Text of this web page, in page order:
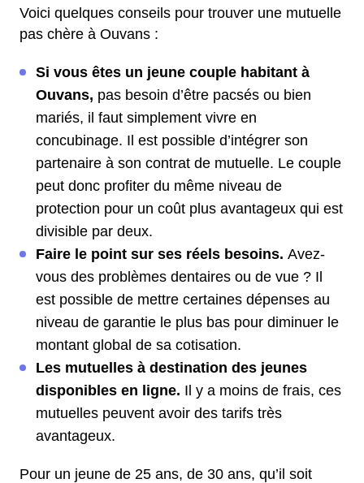
Voici quelques conseils pour trouver une mutuelle
pas chère à Ouvans :
Si vous êtes un jeune couple habitant à
Ouvans, pas besoin d’être pacsés ou bien
mariés, il faut simplement vivre en
concubinage. Il est possible d’intégrer son
partenaire à son contrat de mutuelle. Le couple
peut donc profiter du même niveau de
protection pour un coût plus avantageux qui est
divisible par deux.
Faire le point sur ses réels besoins. Avez-
vous des problèmes dentaires ou de vue ? Il
est possible de mettre certaines dépenses au
niveau de garantie le plus bas pour diminuer le
montant global de sa cotisation.
Les mutuelles à destination des jeunes
disponibles en ligne. Il y a moins de frais, ces
mutuelles peuvent avoir des tarifs très
avantageux.
Pour un jeune de 25 ans, de 30 ans, qu’il soit